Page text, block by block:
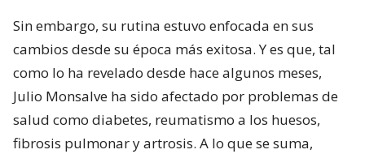
Sin embargo, su rutina estuvo enfocada en sus
cambios desde su época más exitosa. Y es que, tal
como lo ha revelado desde hace algunos meses,
Julio Monsalve ha sido afectado por problemas de
salud como diabetes, reumatismo a los huesos,
fibrosis pulmonar y artrosis. A lo que se suma,